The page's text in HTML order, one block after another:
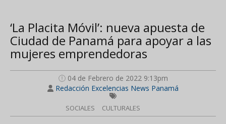
‘La Placita Móvil’: nueva apuesta de
Ciudad de Panamá para apoyar a las
mujeres emprendedoras
04 de Febrero de 2022 9:13pm
Redacción Excelencias News Panamá
SOCIALES CULTURALES